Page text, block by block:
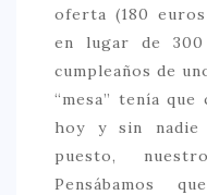
oferta (180
en lugar de
cumpleaños de
“mesa” tenía
hoy y sin nadie
puesto,
Pensábamos